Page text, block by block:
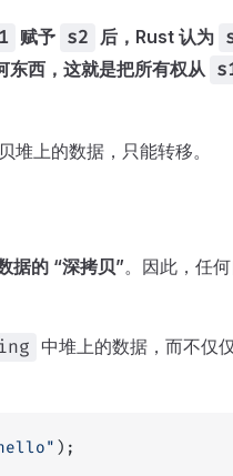
赋予 s2 后，Rust 认为
东西，这就是把所有权从
堆上的数据，只能转移。
据的 “深拷贝”。因此，任何
中堆上的数据，而不仅
);